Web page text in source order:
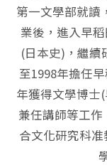
第一文學部就讀
業後，進入早
(日本史)，繼續
至1998年擔任
年獲得文學博士
兼任講師等工
合文化研究科